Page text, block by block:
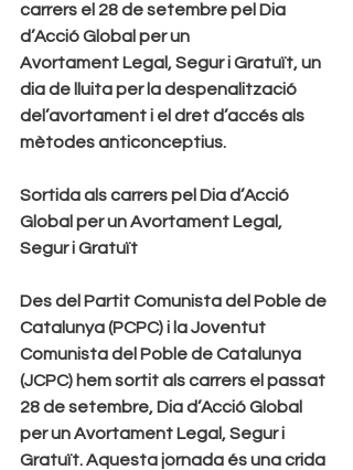
carrers el 28 de setembre pel Dia
d’Acció Global per un
Avortament Legal, Segur i Gratuït, un
dia de lluita per la despenalització
del’avortament i el dret d’accés als
mètodes anticonceptius.
Sortida als carrers pel Dia d’Acció
Global per un Avortament Legal,
Segur i Gratuït
Des del Partit Comunista del Poble de
Catalunya (PCPC) i la Joventut
Comunista del Poble de Catalunya
(JCPC) hem sortit als carrers el passat
28 de setembre, Dia d’Acció Global
per un Avortament Legal, Segur i
Gratuït. Aquesta jornada és una crida